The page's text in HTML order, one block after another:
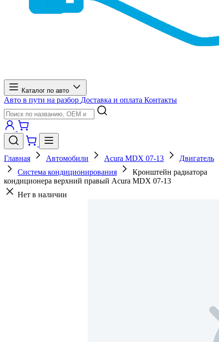
Каталог по авто
Авто в пути на разбор Доставка и оплата Контакты
Главная Автомобили Acura MDX 07-13
Двигатель
Система кондиционирования
Кронштейн радиатора
кондиционера верхний правый Acura MDX 07-13
Нет в наличии